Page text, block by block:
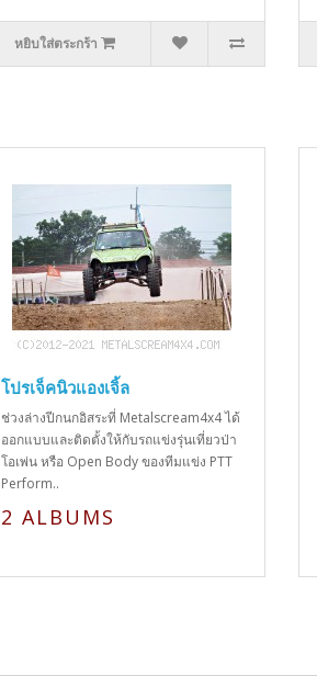
หยิบใส่ตระกร้า
โปรเจ็คนิวแองเจิ้ล
ช่วงล่างปีกนกอิสระที่ Metalscream4x4 ได้
ออกแบบและติดตั้งให้กับรถแข่งรุ่นเที่ยวป่า
โอเพ่น หรือ Open Body ของทีมแข่ง PTT
Perform..
2 ALBUMS